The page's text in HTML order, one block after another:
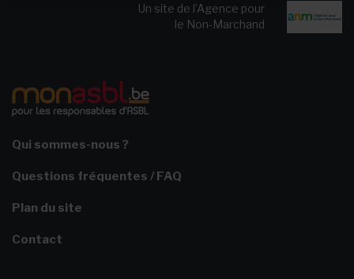
Un site de l’Agence pour
le Non-Marchand
Qui sommes-nous ?
Questions fréquentes / FAQ
Plan du site
Contact